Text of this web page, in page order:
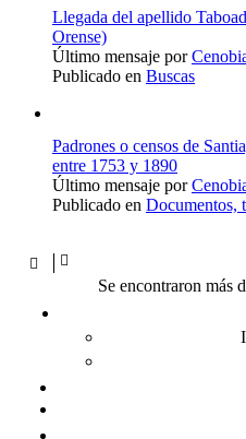
Llegada del apellido
Orense)
Último mensaje por
Publicado en Buscas
Padrones o censos de
entre 1753 y 1890
Último mensaje por
Publicado en Documentos,
Se encontraron más